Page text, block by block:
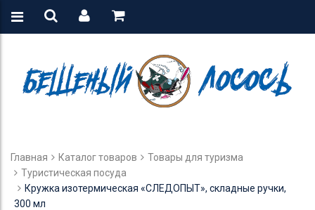
Главная Каталог товаров
Товары для туризма
Туристическая посуда
Кружка изотермическая «СЛЕДОПЫТ», складные ручки,
300 мл